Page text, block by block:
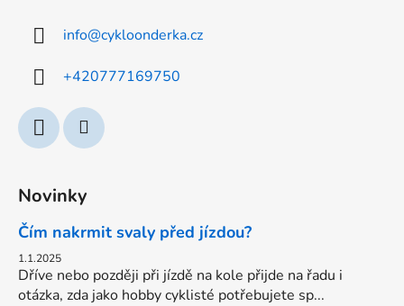
info@cykloonderka.cz
+420777169750
Novinky
Čím nakrmit svaly před jízdou?
1.1.2025
Dříve nebo později při jízdě na kole přijde na řadu i
otázka, zda jako hobby cyklisté potřebujete sp...